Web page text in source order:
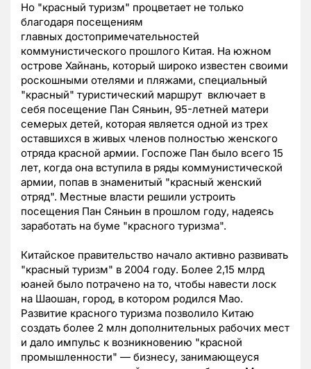
Но "красный туризм" процветает не только
благодаря посещениям
главных достопримечательностей
коммунистического прошлого Китая. На южном
острове Хайнань, который широко известен своими
роскошными отелями и пляжами, специальный
"красный" туристический маршрут включает в
себя посещение Пан Сяньин, 95-летней матери
семерых детей, которая является одной из трех
оставшихся в живых членов полностью женского
отряда красной армии. Госпоже Пан было всего 15
лет, когда она вступила в ряды коммунистической
армии, попав в знаменитый "красный женский
отряд". Местные власти решили устроить
посещения Пан Сяньин в прошлом году, надеясь
заработать на буме "красного туризма".
Китайское правительство начало активно развивать
"красный туризм" в 2004 году. Более 2,15 млрд
юаней было потрачено на то, чтобы навести лоск
на Шаошан, город, в котором родился Мао.
Развитие красного туризма позволило Китаю
создать более 2 млн дополнительных рабочих мест
и дало импульс к возникновению "красной
промышленности" — бизнесу, занимающеуся